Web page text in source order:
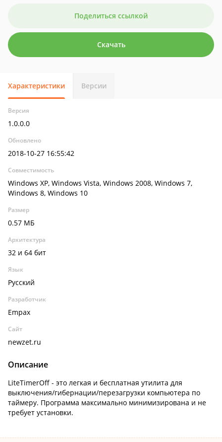
Поделиться ссылкой
Скачать
Характеристики Версии
Версия
1.0.0.0
Обновлено
2018-10-27 16:55:42
Совместимость
Windows XP, Windows Vista, Windows 2008, Windows 7,
Windows 8, Windows 10
Размер
0.57 МБ
Архитектура
32 и 64 бит
Язык
Русский
Разработчик
Empax
Сайт
newzet.ru
Описание
LiteTimerOff - это легкая и бесплатная утилита для
выключения/гибернации/перезагрузки компьютера по
таймеру. Программа максимально минимизирована и не
требует установки.